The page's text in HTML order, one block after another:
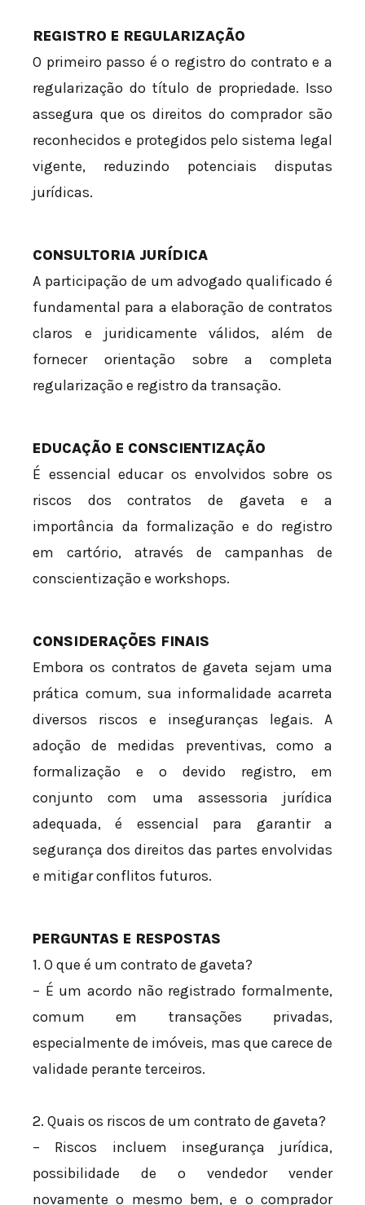
REGISTRO E REGULARIZAÇÃO
O primeiro passo é o registro do contrato e a
regularização do título de propriedade. Isso
assegura que os direitos do comprador são
reconhecidos e protegidos pelo sistema legal
vigente, reduzindo potenciais disputas
jurídicas.
CONSULTORIA JURÍDICA
A participação de um advogado qualificado é
fundamental para a elaboração de contratos
claros e juridicamente válidos, além de
fornecer orientação sobre a completa
regularização e registro da transação.
EDUCAÇÃO E CONSCIENTIZAÇÃO
É essencial educar os envolvidos sobre os
riscos dos contratos de gaveta e a
importância da formalização e do registro
em cartório, através de campanhas de
conscientização e workshops.
CONSIDERAÇÕES FINAIS
Embora os contratos de gaveta sejam uma
prática comum, sua informalidade acarreta
diversos riscos e inseguranças legais. A
adoção de medidas preventivas, como a
formalização e o devido registro, em
conjunto com uma assessoria jurídica
adequada, é essencial para garantir a
segurança dos direitos das partes envolvidas
e mitigar conflitos futuros.
PERGUNTAS E RESPOSTAS
1. O que é um contrato de gaveta?
– É um acordo não registrado formalmente,
comum em transações privadas,
especialmente de imóveis, mas que carece de
validade perante terceiros.
2. Quais os riscos de um contrato de gaveta?
– Riscos incluem insegurança jurídica,
possibilidade de o vendedor vender
novamente o mesmo bem, e o comprador